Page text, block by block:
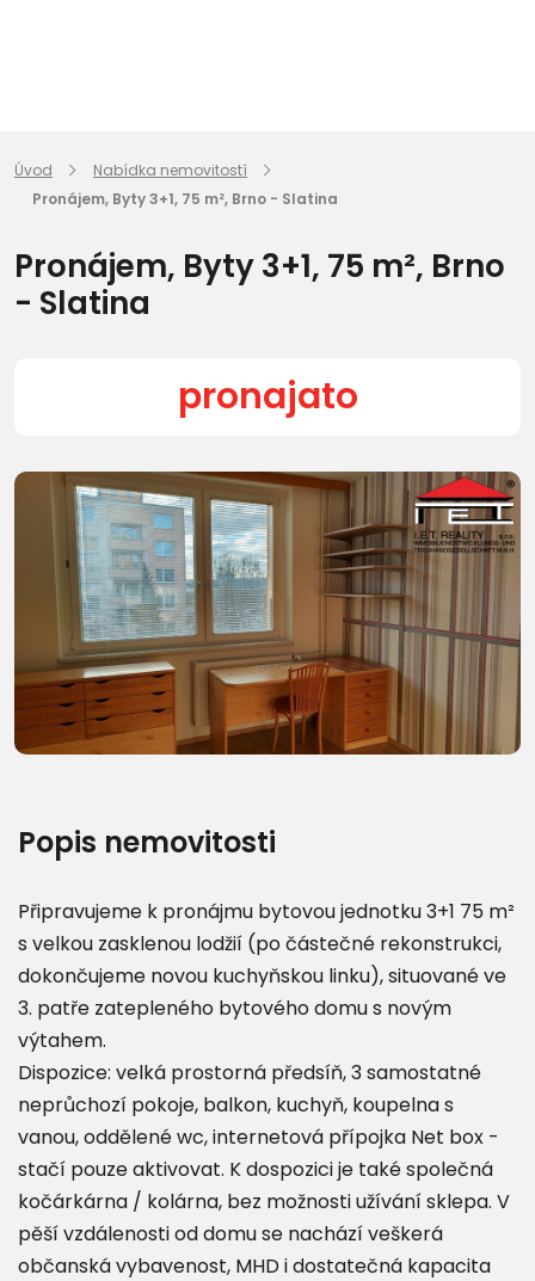
Úvod
Nabídka nemovitostí
Pronájem, Byty 3+1, 75 m², Brno - Slatina
Pronájem, Byty 3+1, 75 m², Brno
- Slatina
pronajato
Další fotografie (9)
Popis nemovitosti
Připravujeme k pronájmu bytovou jednotku 3+1 75 m²
s velkou zasklenou lodžií (po částečné rekonstrukci,
dokončujeme novou kuchyňskou linku), situované ve
3. patře zatepleného bytového domu s novým
výtahem.
Dispozice: velká prostorná předsíň, 3 samostatné
neprůchozí pokoje, balkon, kuchyň, koupelna s
vanou, oddělené wc, internetová přípojka Net box -
stačí pouze aktivovat. K dospozici je také společná
kočárkárna / kolárna, bez možnosti užívání sklepa. V
pěší vzdálenosti od domu se nachází veškerá
občanská vybavenost, MHD i dostatečná kapacita